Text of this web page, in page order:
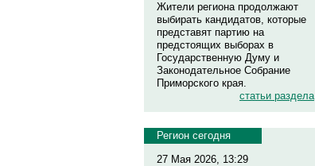
Жители региона продолжают
выбирать кандидатов, которые
представят партию на
предстоящих выборах в
Государственную Думу и
Законодательное Собрание
Приморского края.
статьи раздела
Регион сегодня
27 Мая 2026, 13:29